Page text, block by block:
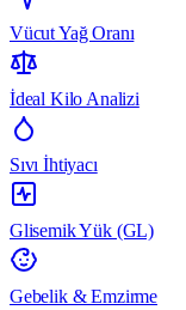
Vücut Yağ Oranı
İdeal Kilo Analizi
Sıvı İhtiyacı
Glisemik Yük (GL)
Gebelik & Emzirme